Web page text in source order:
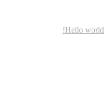
Hello world!